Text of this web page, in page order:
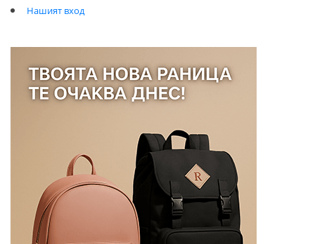
Нашият вход